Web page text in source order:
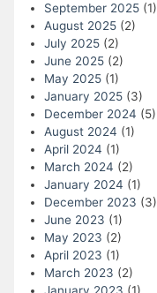
September 2025(1)
August 2025(2)
July 2025(2)
June 2025(2)
May 2025(1)
January 2025(3)
December 2024 (5)
August 2024 (1)
April 2024 (1)
March 2024 (2)
January 2024 (1)
December 2023 (3)
June 2023 (1)
May 2023 (2)
April 2023 (1)
March 2023 (2)